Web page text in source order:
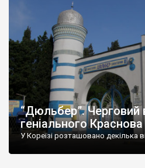
“Дюльбер”. Черговий
геніального Краснова
У Кореїзі розташовано декілька